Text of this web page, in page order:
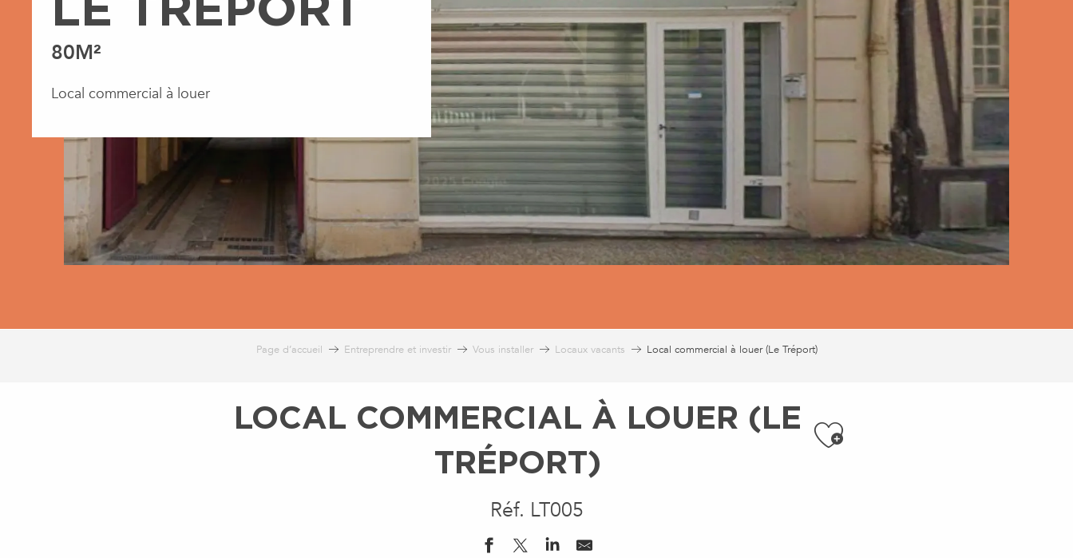
80M²
Local commercial à louer
Page d’accueil Entreprendre et investir Vous installer Locaux vacants Local commercial à louer (Le Tréport)
LOCAL COMMERCIAL À LOUER (LE
TRÉPORT)
Ajouter aux
Réf. LT005